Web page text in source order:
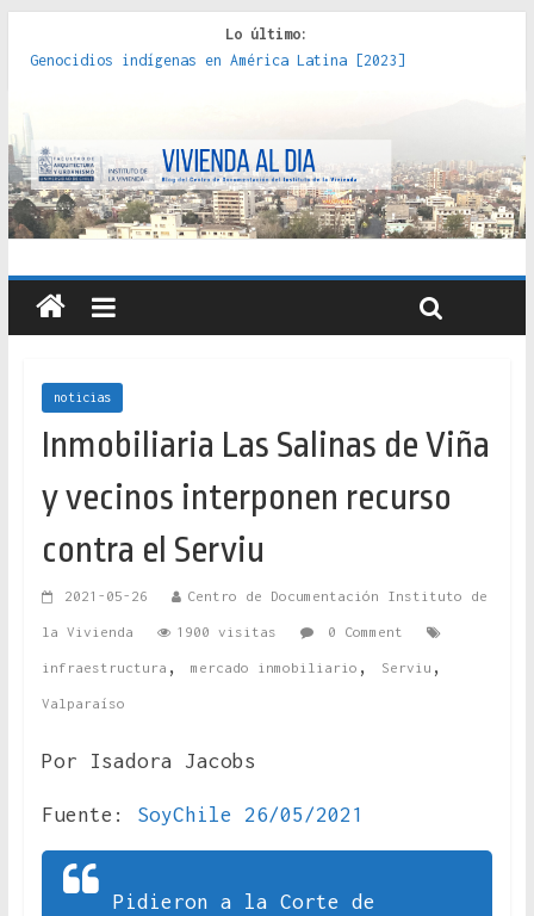
Lo último:
Genocidios indígenas en América Latina [2023]
políticas, prácticas y representaciones [2022]
crítica de las fronteras latinoamericanas [2020]
Criterios técnicos para una vivienda adecuada [2019]
Red de consultorios de la Caja del Seguro Obrero en
Santiago : un patrimonio emblemático [2014]
noticias
Inmobiliaria Las Salinas de Viña
y vecinos interponen recurso
contra el Serviu
2021-05-26 Centro de Documentación Instituto de
la Vivienda 1900 visitas 0 Comment
infraestructura , mercado inmobiliario , Serviu ,
Valparaíso
Por Isadora Jacobs
Fuente: SoyChile 26/05/2021
Pidieron a la Corte de